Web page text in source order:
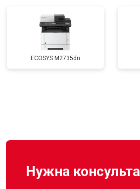
ECOSYS M2735dn
Нужна